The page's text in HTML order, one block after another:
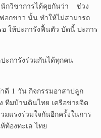
นักวิชาการได้คุยกันว่า ช่วง
อกขาว นั้น ทำให้ไม่สามารถ
ให้ปะการังฟื้นตัว บัดนี้ ปะการ
ะการังร่วมกันได้ทุกคน
กิจกรรมอาสาปลูก
ทีมบ้านดินไทย เครือข่ายจิต
แรงร่วมใจกันอีกครั้งในการ
องทะเล ไทย